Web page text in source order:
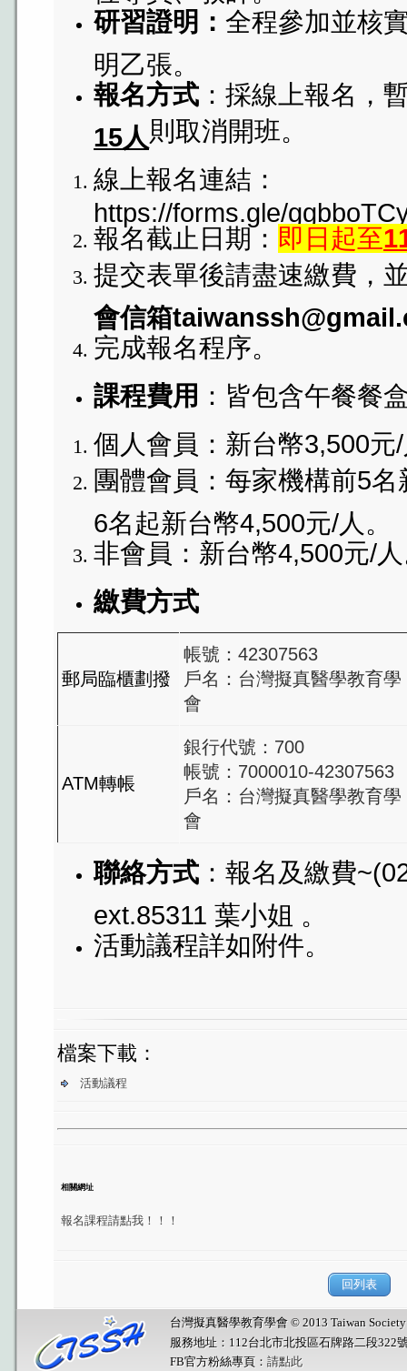
研習證明： 全程參加並核
明乙張。
報名方式 ：採線上報名，
15人 則取消開班。
線上報名連結：
https://forms.gle/
報名截止日期： 即日起至
提交表單後請盡速繳費，
會信箱
完成報名程序。
課程費用 ：皆包含午餐餐
個人會員：新台幣3,500元
團體會員：每家機構前5
6名起新台幣4,500元/人。
非會員：新台幣4,500元/
繳費方式
郵局臨櫃劃撥
帳號：42307563
戶名：台灣擬真醫學教育學
會
ATM轉帳
銀行代號：700
帳號：7000010-42307563
戶名：台灣擬真醫學教育學
會
聯絡方式 ：報名及繳費
ext.85311 葉小姐 。
活動議程詳如附件。
檔案下載：
活動議程
相關網址
報名課程請點我！！！
回列表
台灣擬真醫學教育學會 © 2013 Taiwan
服務地址：112台北市北投區石牌路二段322
FB官方粉絲專頁： 請點此